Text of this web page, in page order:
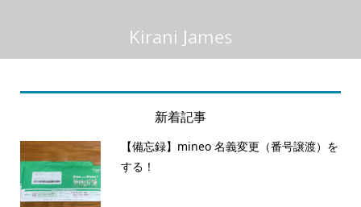
Kirani James
新着記事
【備忘録】mineo 名義変更（番号譲渡）を
する！